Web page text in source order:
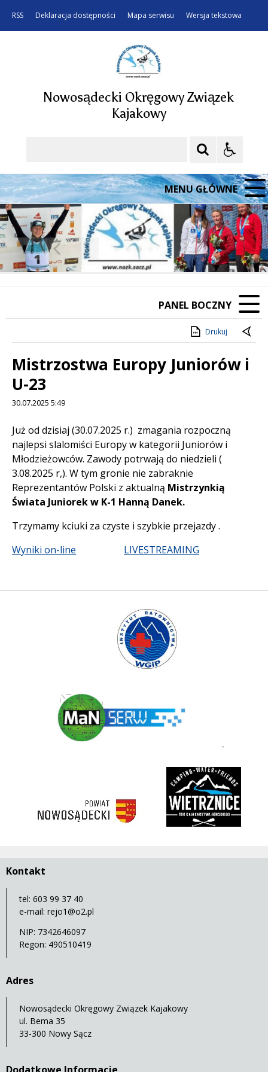
RSS Deklaracja dostępności Mapa serwisu Wersja tekstowa
Nowosądecki Okręgowy Związek
Kajakowy
MENU GŁÓWNE
Poprzedni Element
Następny Element
❚❚
PANEL BOCZNY
Drukuj
Mistrzostwa Europy Juniorów i
U-23
30.07.2025 5:49
Treść
Już od dzisiaj (30.07.2025 r.) zmagania rozpoczną
najlepsi slalomiści Europy w kategorii Juniorów i
Młodzieżowców. Zawody potrwają do niedzieli (
3.08.2025 r,). W tym gronie nie zabraknie
Reprezentantów Polski z aktualną Mistrzynkią
Świata Juniorek w K-1 Hanną Danek.
Trzymamy kciuki za czyste i szybkie przejazdy .
Wyniki on-line
LIVESTREAMING
Polski Związek Kajakowy
Instytut Ratownictwa WGiP
3 korony
Kontakt
tel: 603 99 37 40
e-mail: rejo1@o2.pl
NIP: 7342646097
Regon: 490510419
Adres
Nowosądecki Okręgowy Związek Kajakowy
ul. Bema 35
33-300 Nowy Sącz